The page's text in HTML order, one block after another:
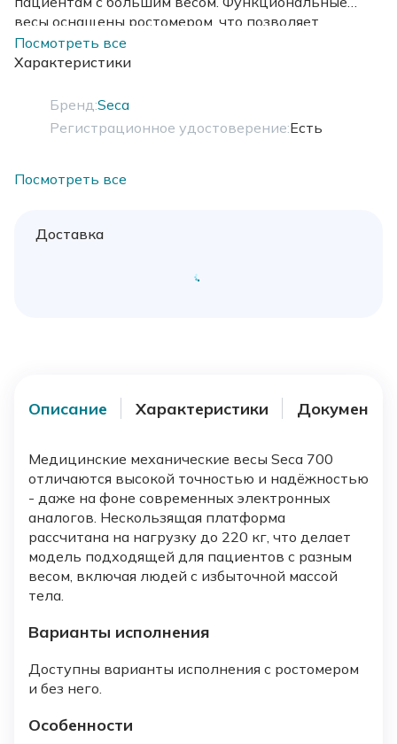
весы оснащены ростомером, что позволяет
одновременно определять и вес, и рост человека.
Посмотреть все
Характеристики
Бренд:Seca
Регистрационное удостоверение:Есть
Посмотреть все
Доставка
Описание Характеристики Документы
Медицинские механические весы Seca 700
отличаются высокой точностью и надёжностью
- даже на фоне современных электронных
аналогов. Нескользящая платформа
рассчитана на нагрузку до 220 кг, что делает
модель подходящей для пациентов с разным
весом, включая людей с избыточной массой
тела.
Варианты исполнения
Доступны варианты исполнения с ростомером
и без него.
Особенности